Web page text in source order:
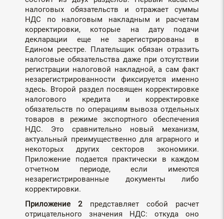
налоговых обязательств и отражает суммы
НДС по налоговым накладным и расчетам
корректировки, которые на дату подачи
декларации еще не зарегистрированы в
Едином реестре. Плательщик обязан отразить
налоговые обязательства даже при отсутствии
регистрации налоговой накладной, а сам факт
незарегистрированности фиксируется именно
здесь. Второй раздел посвящен корректировке
налогового кредита и корректировке
обязательств по операциям вывоза отдельных
товаров в режиме экспортного обеспечения
НДС. Это сравнительно новый механизм,
актуальный преимущественно для аграрного и
некоторых других секторов экономики.
Приложение подается практически в каждом
отчетном периоде, если имеются
незарегистрированные документы либо
корректировки.
Приложение 2представляет собой расчет
отрицательного значения НДС: откуда оно